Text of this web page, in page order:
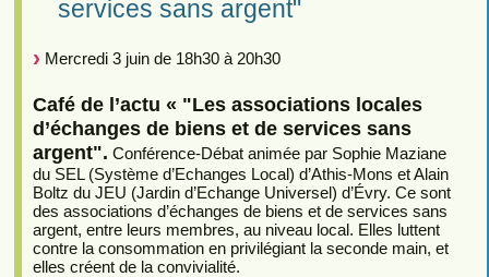
services sans argent"
Mercredi 3 juin de 18h30 à 20h30
Café de l’actu « "Les associations locales
d’échanges de biens et de services sans
argent". Conférence-Débat animée par Sophie Maziane
du SEL (Système d’Echanges Local) d’Athis-Mons et Alain
Boltz du JEU (Jardin d’Echange Universel) d’Évry. Ce sont
des associations d’échanges de biens et de services sans
argent, entre leurs membres, au niveau local. Elles luttent
contre la consommation en privilégiant la seconde main, et
elles créent de la convivialité.